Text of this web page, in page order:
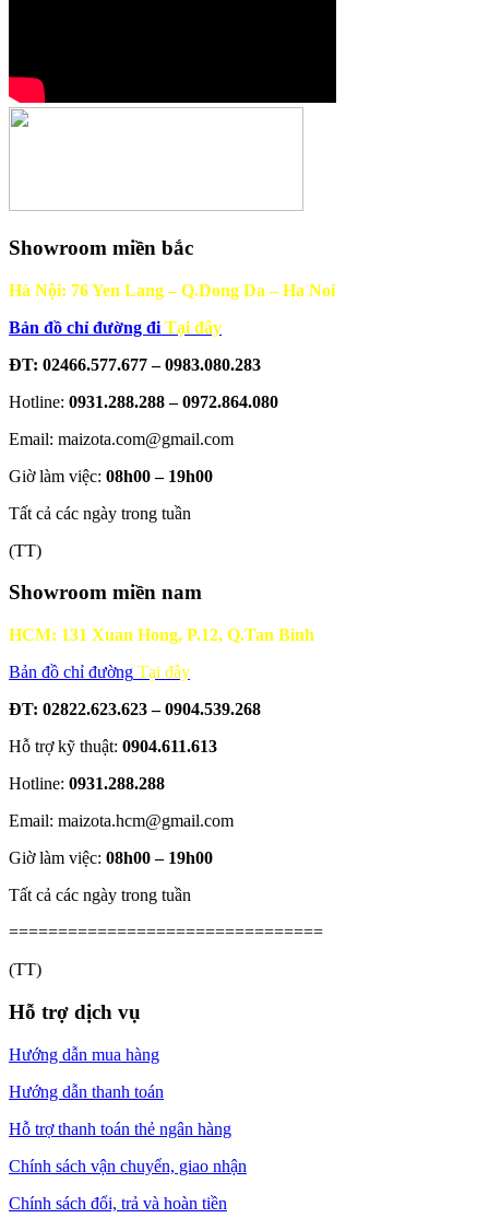
Showroom miền bắc
Hà Nội: 76 Yen Lang – Q.Dong Da – Ha Noi
Bản đồ chỉ đường đi Tại đây
ĐT: 02466.577.677 – 0983.080.283
Hotline: 0931.288.288 – 0972.864.080
Email: maizota.com@gmail.com
Giờ làm việc: 08h00 – 19h00
Tất cả các ngày trong tuần
(TT)
Showroom miền nam
HCM: 131 Xuan Hong, P.12, Q.Tan Binh
Bản đồ chỉ đường Tại đây
ĐT: 02822.623.623 – 0904.539.268
Hỗ trợ kỹ thuật: 0904.611.613
Hotline: 0931.288.288
Email: maizota.hcm@gmail.com
Giờ làm việc: 08h00 – 19h00
Tất cả các ngày trong tuần
================================
(TT)
Hỗ trợ dịch vụ
Hướng dẫn mua hàng
Hướng dẫn thanh toán
Hỗ trợ thanh toán thẻ ngân hàng
Chính sách vận chuyển, giao nhận
Chính sách đổi, trả và hoàn tiền